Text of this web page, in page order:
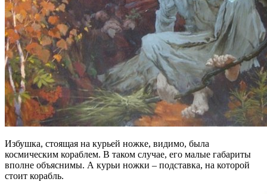
Избушка, стоящая на курьей ножке, видимо, была
космическим кораблем. В таком случае, его малые габариты
вполне объяснимы. А курьи ножки – подставка, на которой
стоит корабль.